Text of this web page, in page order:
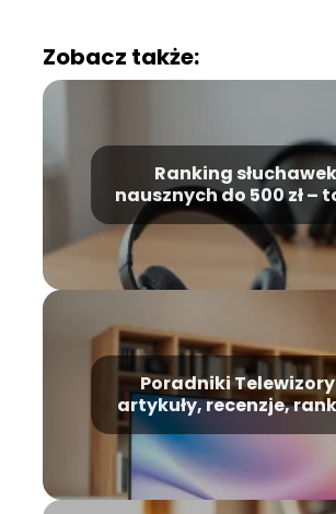
Zobacz także:
Ranking słuchawek
nausznych do 500 zł –
Poradniki
artykuły, recenzje,